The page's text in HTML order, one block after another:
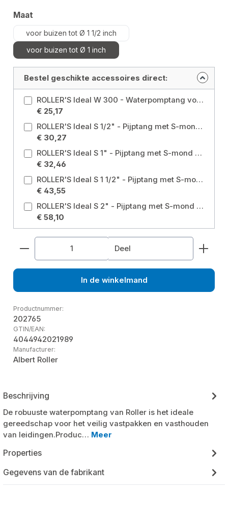
Selecteer
Maat
voor buizen tot Ø 1 1/2 inch
voor buizen tot Ø 1 inch
Bestel geschikte accessoires direct:
ROLLER'S Ideal W 300 - Waterpomptang voor buizen tot Ø 11/2". Maat: voor buizen tot Ø 1 1/2 inch
€ 25,17
ROLLER'S Ideal S 1/2" - Pijptang met S-mond voor buizen tot Ø 1/2" Maat: voor buizen tot Ø 1/2 inch
€ 30,27
ROLLER'S Ideal S 1" - Pijptang met S-mond voor buizen tot Ø 1". Maat: voor buizen tot Ø 1 inch
€ 32,46
ROLLER'S Ideal S 1 1/2" - Pijptang met S-mond voor buizen tot Ø 1 1/2" Maat: voor buizen tot Ø 1 1/2 inch
€ 43,55
ROLLER'S Ideal S 2" - Pijptang met S-mond voor buizen tot Ø 2". Maat: voor buizen tot Ø 2 inch
€ 58,10
Producthoeveelheid: Voer de gewenste
Deel
In de winkelmand
Productnummer:
202765
GTIN/EAN:
4044942021989
Manufacturer:
Albert Roller
Beschrijving
De robuuste waterpomptang van Roller is het ideale
gereedschap voor het veilig vastpakken en vasthouden
van leidingen.Produc… Meer
Properties
Gegevens van de fabrikant